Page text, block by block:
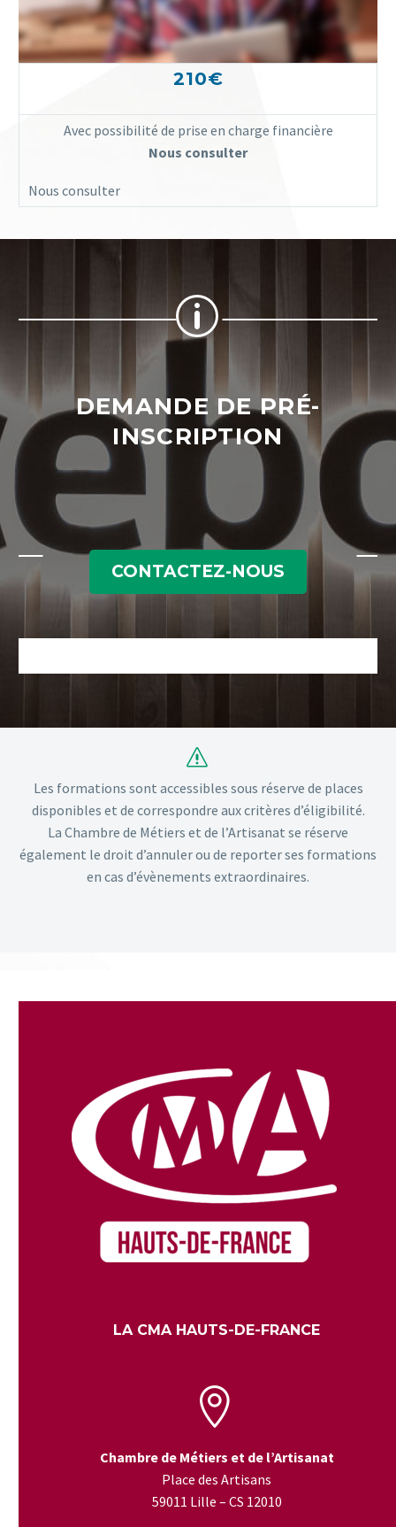
210€
Avec possibilité de prise en charge financière
Nous consulter
Nous consulter
p
p
DEMANDE DE PRÉ-
INSCRIPTION
CONTACTEZ-NOUS
s
s
Les formations sont accessibles sous réserve de places
disponibles et de correspondre aux critères d’éligibilité.
La Chambre de Métiers et de l’Artisanat se réserve
également le droit d’annuler ou de reporter ses formations
en cas d’évènements extraordinaires.
LA CMA HAUTS-DE-FRANCE


Chambre de Métiers et de l’Artisanat
Place des Artisans
59011 Lille – CS 12010